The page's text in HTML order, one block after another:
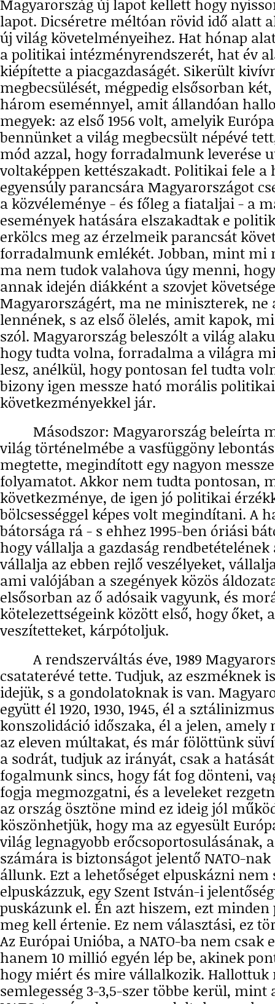
Magyarország új lapot kellett hogy
lapot. Dicséretre méltóan rövid idő alatt
új világ követelményeihez. Hat hónap
a politikai intézményrendszerét, hat év
kiépítette a piacgazdaságét. Sikerült
megbecsülését, mégpedig elsősorban
három eseménnyel, amit állandóan
megyek: az első 1956 volt, amelyik
bennünket a világ megbecsült népévé
mód azzal, hogy forradalmunk leverése
voltaképpen kettészakadt. Politikai fele
egyensúly parancsára Magyarországot
a közvéleménye - és főleg a fiataljai - a
események hatására elszakadtak e
erkölcs meg az érzelmeik parancsát
forradalmunk emlékét. Jobban, mint mi
ma nem tudok valahova úgy menni,
annak idején diákként a szovjet
Magyarországért, ma ne miniszterek,
lennének, s az első ölelés, amit kapok,
szól. Magyarország beleszólt a világ
hogy tudta volna, forradalma a világra
lesz, anélkül, hogy pontosan fel tudta
bizony igen messze ható morális politikai
következményekkel jár.
Másodszor: Magyarország beleírta
világ történelmébe a vasfüggöny
megtette, megindított egy nagyon
folyamatot. Akkor nem tudta pontosan,
következménye, de igen jó politikai
bölcsességgel képes volt megindítani. A
bátorsága rá - s ehhez 1995-ben óriási
hogy vállalja a gazdaság rendbetételének
vállalja az ebben rejlő veszélyeket,
ami valójában a szegények közös
elsősorban az ő adósaik vagyunk, és
kötelezettségeink között első, hogy őket,
veszítetteket, kárpótoljuk.
A rendszerváltás éve, 1989
csataterévé tette. Tudjuk, az eszméknek
idejük, s a gondolatoknak is van.
együtt él 1920, 1930, 1945, él a
konszolidáció időszaka, él a jelen, amely
az eleven múltakat, és már fölöttünk
a sodrát, tudjuk az irányát, csak a
fogalmunk sincs, hogy fát fog dönteni,
fogja megmozgatni, és a leveleket
az ország ösztöne mind ez ideig jól
köszönhetjük, hogy ma az egyesült
világ legnagyobb erőcsoportosulásának,
számára is biztonságot jelentő NATO-
állunk. Ezt a lehetőséget elpuskázni nem
elpuskázzuk, egy Szent István-i
puskázunk el. Én azt hiszem, ezt
meg kell értenie. Ez nem választási, ez
Az Európai Unióba, a NATO-ba nem csak
hanem 10 millió egyén lép be, akinek
hogy miért és mire vállalkozik. Hallottuk
semlegesség 3-3,5-szer többe kerül, mint